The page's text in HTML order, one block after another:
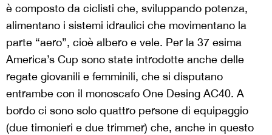
è composto da ciclisti che, sviluppando potenza,
alimentano i sistemi idraulici che movimentano la
parte “aero”, cioè albero e vele. Per la 37 esima
America’s Cup sono state introdotte anche delle
regate giovanili e femminili, che si disputano
entrambe con il monoscafo One Desing AC40. A
bordo ci sono solo quattro persone di equipaggio
(due timonieri e due trimmer) che, anche in questo